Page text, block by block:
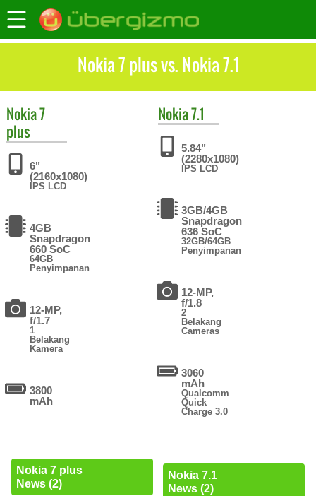
Nokia 7 plus vs. Nokia 7.1
Nokia7
plus
6"
(2160x1080)
IPS LCD
4GB
Snapdragon
660 SoC
64GB
Penyimpanan
12-MP,
f/1.7
1
Belakang
Kamera
3800
mAh
Nokia 7 plus
News (2)
Nokia7.1
5.84"
(2280x1080)
IPS LCD
3GB/4GB
Snapdragon
636 SoC
32GB/64GB
Penyimpanan
12-MP,
f/1.8
2
Belakang
Cameras
3060
mAh
Qualcomm
Quick
Charge 3.0
Nokia 7.1
News (2)